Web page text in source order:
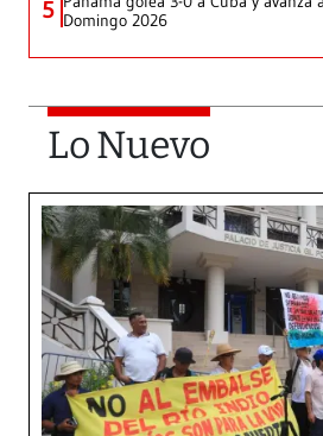
5 Domingo 2026
Lo Nuevo